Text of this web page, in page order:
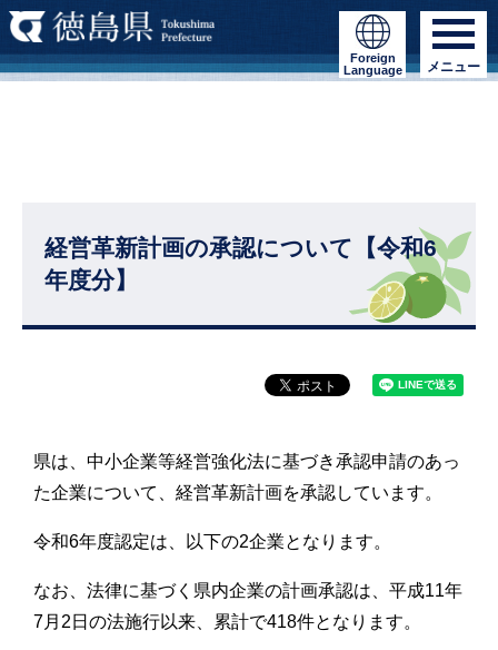
Foreign
Language
メニュー
経営革新計画の承認について【令和6
年度分】
県は、中小企業等経営強化法に基づき承認申請のあっ
た企業について、経営革新計画を承認しています。
令和6年度認定は、以下の2企業となります。
なお、法律に基づく県内企業の計画承認は、平成11年
7月2日の法施行以来、累計で418件となります。